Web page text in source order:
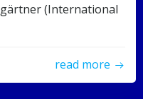
(International
read more